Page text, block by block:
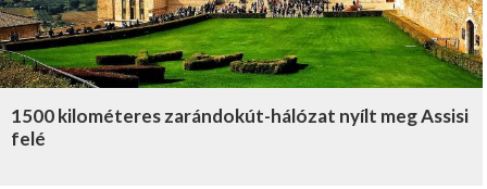
1500 kilométeres zarándokút-hálózat nyílt meg Assisi
felé